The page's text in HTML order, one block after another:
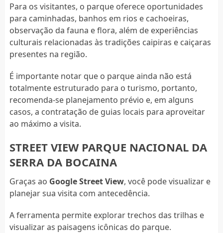
Para os visitantes, o parque oferece oportunidades
para caminhadas, banhos em rios e cachoeiras,
observação da fauna e flora, além de experiências
culturais relacionadas às tradições caipiras e caiçaras
presentes na região.
É importante notar que o parque ainda não está
totalmente estruturado para o turismo, portanto,
recomenda-se planejamento prévio e, em alguns
casos, a contratação de guias locais para aproveitar
ao máximo a visita.
STREET VIEW PARQUE NACIONAL DA
SERRA DA BOCAINA
Graças ao Google Street View, você pode visualizar e
planejar sua visita com antecedência.
A ferramenta permite explorar trechos das trilhas e
visualizar as paisagens icônicas do parque.